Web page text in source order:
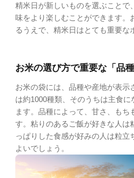
精米日が新しいものを選ぶことで
味をより楽しむことができます。
るうえで、精米日はとても重要な
お米の選び方で重要な「品
お米の袋には、品種や産地が表示
は約1000種類、そのうちは主食に
ます。品種によって、甘さ、もち
す。粘りのあるご飯が好きな人は
っぱりした食感が好みの人は粒立
よいでしょう。